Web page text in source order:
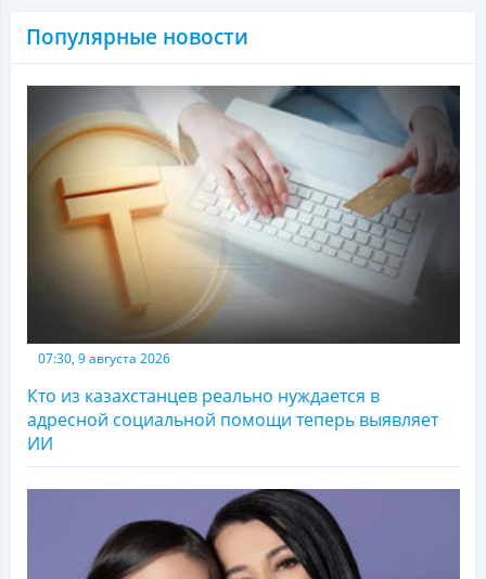
Популярные новости
07:30, 9 августа 2026
Кто из казахстанцев реально нуждается в
адресной социальной помощи теперь выявляет
ИИ